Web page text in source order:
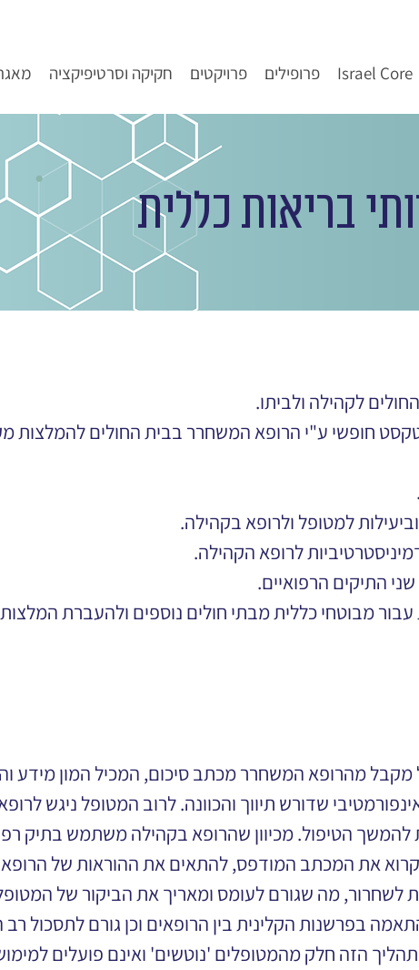
Israel Core פרופילים פרויקטים חקיקה וסרטיפיקציה
בריאות כללית
לקהילה ולביתו.
בטקסט חופשי ע"י הרופא המשחרר בבית החולים להמלצות
וביעילות למטופל ולרופא בקהילה.
לרופא הקהילה.
שני התיקים הרפואיים.
עבור מבוטחי כללית מבתי חולים נוספים ולהעברת
מהרופא המשחרר מכתב סיכום, המכיל המון מידע
שדורש תיווך והכוונה. לרוב המטופל ניגש
הטיפול. מכיוון שהרופא בקהילה משתמש בתיק
את המכתב המודפס, להתאים את ההוראות של
לשחרור, מה שגורם לעומס ומאריך את הביקור של
בפרשנות הקלינית בין הרופאים וכן גורם לתסכול
הזה חלק מהמטופלים 'נוטשים' ואינם פועלים